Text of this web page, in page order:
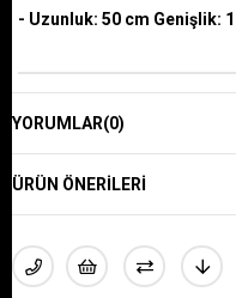
- Uzunluk: 50 cm Genişlik:
YORUMLAR(0)
ÜRÜN ÖNERILERI